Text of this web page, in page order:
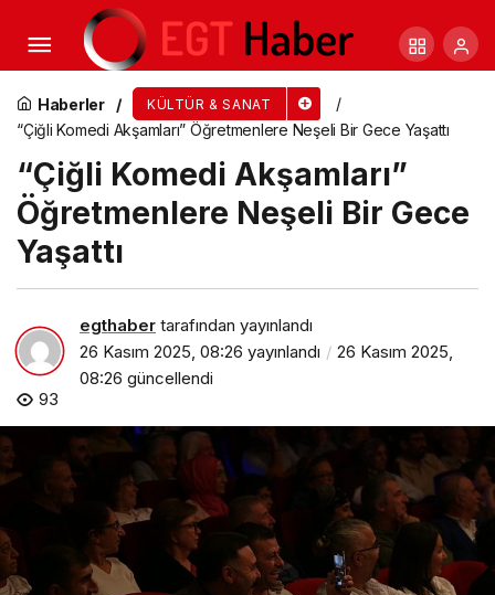
Haberler KÜLTÜR & SANAT
“Çiğli Komedi Akşamları” Öğretmenlere Neşeli Bir Gece Yaşattı
“Çiğli Komedi Akşamları”
Öğretmenlere Neşeli Bir Gece
Yaşattı
egthaber tarafından yayınlandı
26 Kasım 2025, 08:26 yayınlandı
26 Kasım 2025,
08:26 güncellendi
93
İnegöl Belediyesi Thm Korosundan Muhteşem
Müzik Ziyafeti